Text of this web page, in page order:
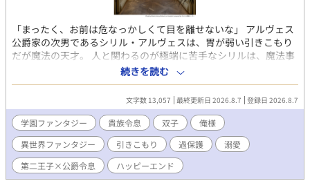
「まったく、お前は危なっかしくて目を離せないな」 アルヴェス
公爵家の次男であるシリル・アルヴェスは、胃が弱い引きこもり
だが魔法の天才。 人と関わるのが極端に苦手なシリルは、魔法事
業で儲けたお金で建てた温室でぬくぬくハッピー引きこもりライ
フを送っていた。 そんなある日、シリルは双子の姉が学園で何者
かに突き落とされたことを父から知らされる。 その直後、王太子
の婚約者候補として名が挙がっている姉の世間体を気にした父
に、姉のフリをして学園に潜入し、犯人を突き止めるよう言われ
家を追い出されてしまう。 潜入一日目の放課後、校内で迷子にな
ったシリルは、姉と同じように階段から誰かが突き落とされた瞬
間を目撃し、咄嗟に助けに入る。 しかし、助けたのは氷狼殿下と
恐れられているディオン・オラージュ第二王子殿下だった。 しか
続きを読む
文字数 13,057 最終更新日 2026.8.7 登録日 2026.8.7
学園ファンタジー 貴族令息 双子
俺様
異世界ファンタジー
引きこもり 過保護
溺愛
第二王子×公爵令息
ハッピーエンド